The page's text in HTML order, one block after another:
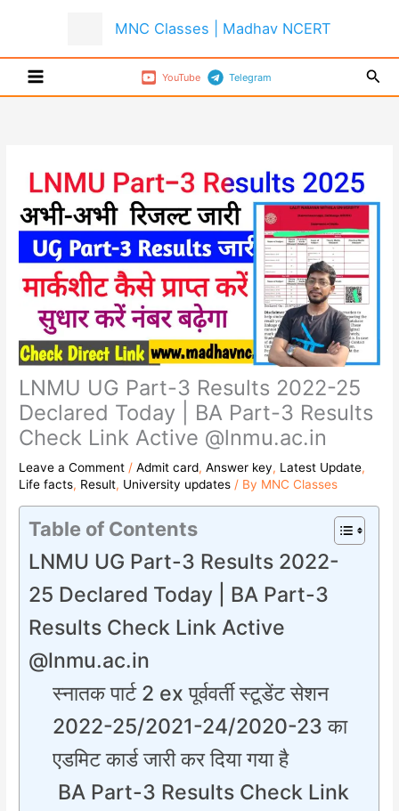
MNC Classes | Madhav NCERT
YouTube Telegram
LNMU UG Part-3 Results 2022-25
Declared Today | BA Part-3 Results
Check Link Active @lnmu.ac.in
Leave a Comment /Admit card,Answer key, Latest Update,
Life facts, Result, University updates / By MNC Classes
Table of Contents
LNMU UG Part-3 Results 2022-
25 Declared Today | BA Part-3
Results Check Link Active
@lnmu.ac.in
स्नातक पार्ट 2 ex पूर्ववर्ती स्टूडेंट सेशन
2022-25/2021-24/2020-23 का
एडमिट कार्ड जारी कर दिया गया है
BA Part-3 Results Check Link